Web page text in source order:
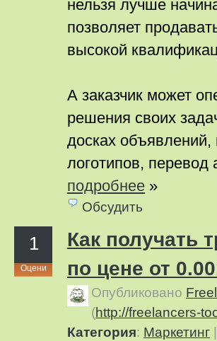
нельзя лучше
позволяет
высокой
А заказчик может
решения своих
досках объявлений,
логотипов, перевод
подробнее »
Обсудить
1
Оцени
Как получать
по цене от
Опубликовано
(http://freelancers-
Категория: Маркетинг